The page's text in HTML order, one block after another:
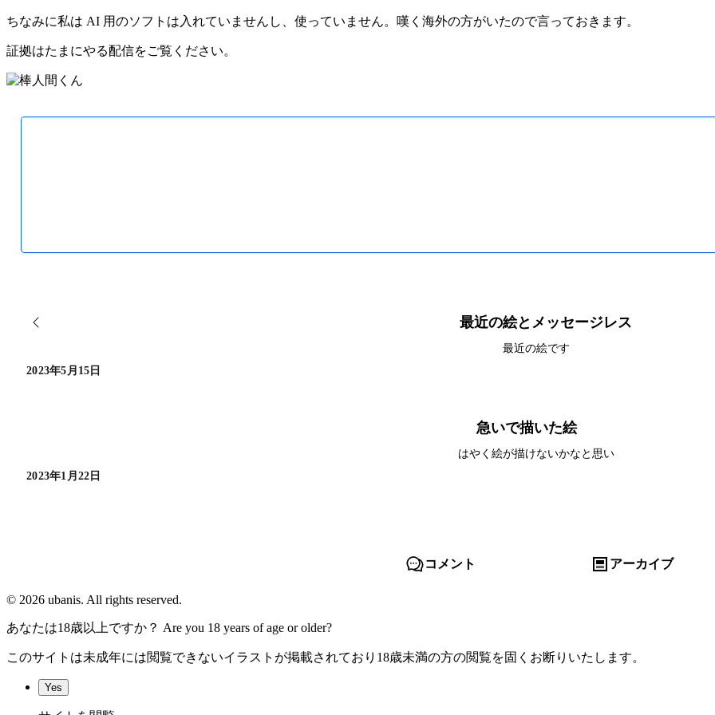
ちなみに私は AI 用のソフトは入れていませんし、使っていません。嘆く海外の方がいたので言っておきます。
証拠はたまにやる配信をご覧ください。
最近の絵とメッセージレス
最近の絵です
2023年5月15日
急いで描いた絵
はやく絵が描けないかなと思い
2023年1月22日
コメント アーカイブ
© 2026 ubanis. All rights reserved.
あなたは18歳以上ですか？ Are you 18 years of age or older?
このサイトは未成年には閲覧できないイラストが掲載されており18歳未満の方の閲覧を固くお断りいたします。
Yes